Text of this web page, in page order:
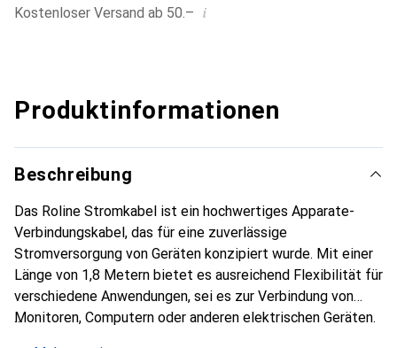
Kostenloser Versand ab 50.– i
Produktinformationen
Beschreibung
Das Roline Stromkabel ist ein hochwertiges Apparate-
Verbindungskabel, das für eine zuverlässige
Stromversorgung von Geräten konzipiert wurde. Mit einer
Länge von 1,8 Metern bietet es ausreichend Flexibilität für
verschiedene Anwendungen, sei es zur Verbindung von
Monitoren, Computern oder anderen elektrischen Geräten.